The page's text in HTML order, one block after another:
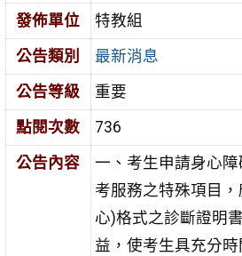
發佈單位
特教組
公告類別
最新消息
公告等級
重要
點閱次數
736
公告內容
一、考生申請身心
考服務之特殊項目
心)格式之診斷證明
益，使考生具充分